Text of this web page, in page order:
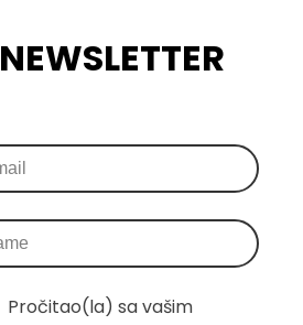
NEWSLETTER
Pročitao(la) sa vašim